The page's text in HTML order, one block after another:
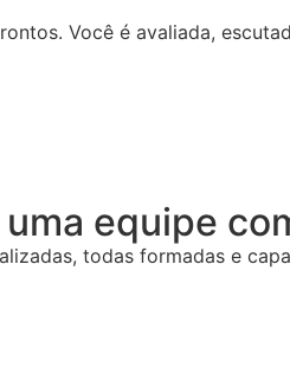
Você é avaliada,
equipe
todas formadas e